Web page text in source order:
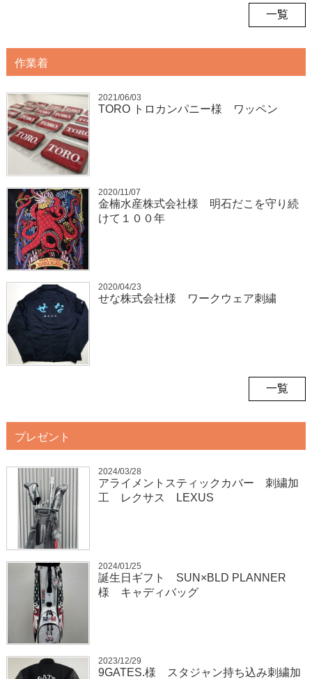
一覧
作業着
2021/06/03
TORO トロカンパニー様 ワッペン
2020/11/07
金楠水産株式会社様 明石だこを守り続
けて１００年
2020/04/23
せな株式会社様 ワークウェア刺繍
一覧
プレゼント
2024/03/28
アライメントスティックカバー 刺繍加
工 レクサス LEXUS
2024/01/25
誕生日ギフト SUN×BLD PLANNER
様 キャディバッグ
2023/12/29
9GATES.様 スタジャン持ち込み刺繍加